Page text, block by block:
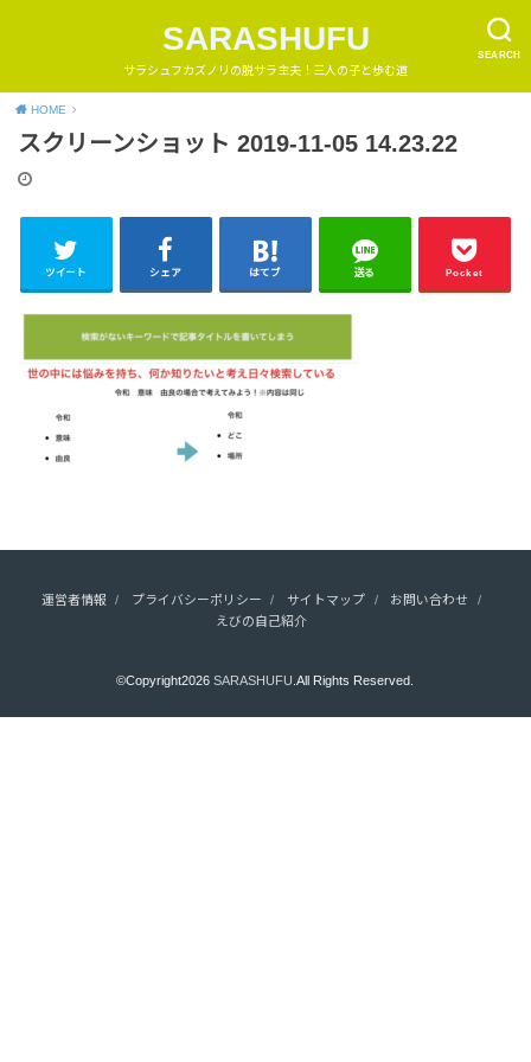
SEARCH
SARASHUFU
サラシュフカズノリの脱サラ主夫！三人の子と歩む道
HOME
スクリーンショット 2019-11-05 14.23.22
ツイート シェア はてブ 送る Pocket
運営者情報 プライバシーポリシー サイトマップ
お問い合わせ
えびの自己紹介
©Copyright2026SARASHUFU.All Rights Reserved.